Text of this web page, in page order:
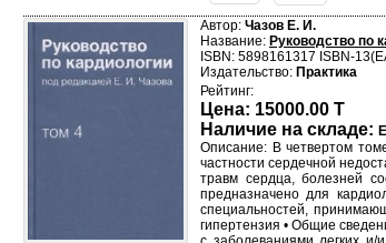
Автор: Чазов Е. И.
Название: Руководство по
ISBN: 5898161317 ISBN-
Издательство: Практика
Рейтинг:
Цена: 15000.00 T
Наличие на складе:
Описание: В четвертом
частности сердечной
травм сердца, болезней
предназначено для
специальностей,
гипертензия • Общие